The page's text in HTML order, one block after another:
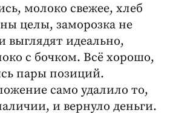
молоко свежее, хлеб
целы, заморозка не
выглядят идеально,
с бочком. Всё хорошо,
пары позиций.
само удалило то,
и вернуло деньги.